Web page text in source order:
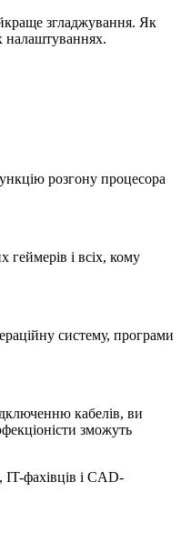
згладжування. Як
налаштуваннях.
розгону процесора
і всіх, кому
систему, програми
кабелів, ви
зможуть
фахівців і CAD-